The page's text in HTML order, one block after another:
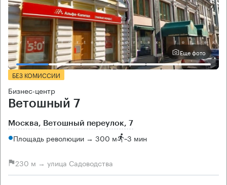
Еще фото
БЕЗ КОМИССИИ
Бизнес-центр
Ветошный 7
Москва, Ветошный переулок, 7
Площадь революции → 300 м ~3 мин
230 м → улица Садоводства